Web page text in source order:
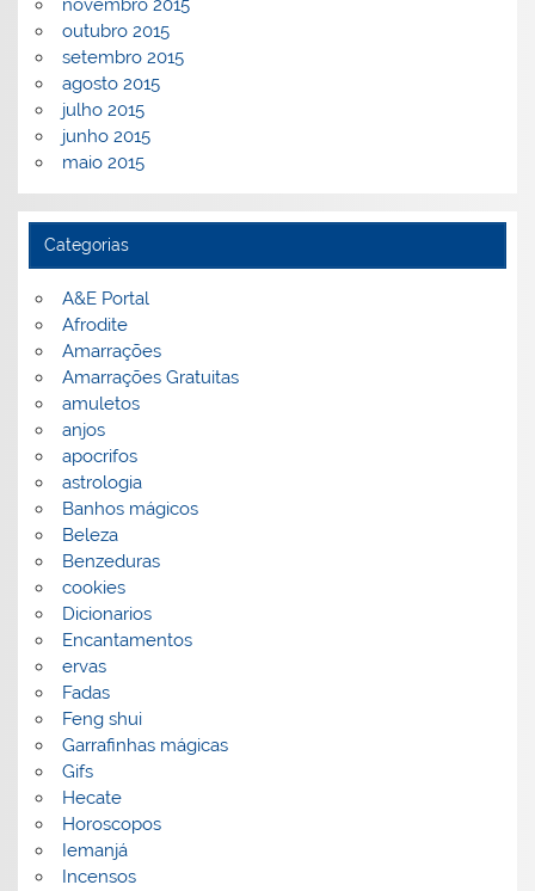
novembro 2015
outubro 2015
setembro 2015
agosto 2015
julho 2015
junho 2015
maio 2015
Categorias
A&E Portal
Afrodite
Amarrações
Amarrações Gratuitas
amuletos
anjos
apocrifos
astrologia
Banhos mágicos
Beleza
Benzeduras
cookies
Dicionarios
Encantamentos
ervas
Fadas
Feng shui
Garrafinhas mágicas
Gifs
Hecate
Horoscopos
Iemanjá
Incensos